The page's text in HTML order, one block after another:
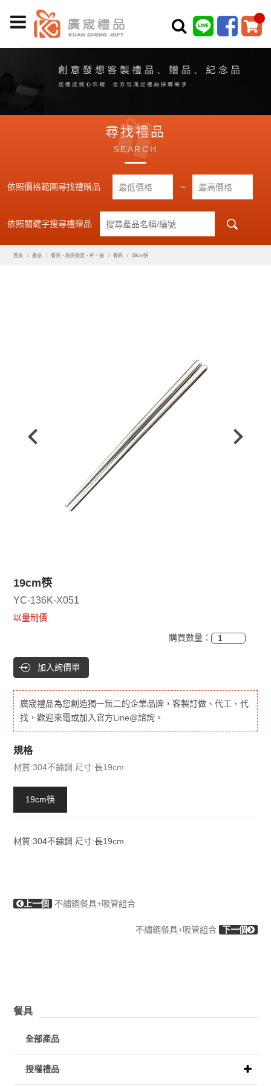
尋找禮品
SEARCH
依照價格範圍尋找禮贈品 ~
依照關鍵字搜尋禮贈品
首頁 產品 餐具、廚房器皿、杯、壺 餐具 19cm筷
19cm筷
YC-136K-X051
以量制價
購買數量：
加入詢價單
廣宬禮品為您創造獨一無二的企業品牌，客製訂做、代工、代
找，歡迎來電或加入官方Line@諮詢。
規格
材質:304不鏽鋼 尺寸:長19cm
19cm筷
材質:304不鏽鋼 尺寸:長19cm
上一個 不繡鋼餐具+吸管組合
不繡鋼餐具+吸管組合 下一個
餐具
全部產品
授權禮品